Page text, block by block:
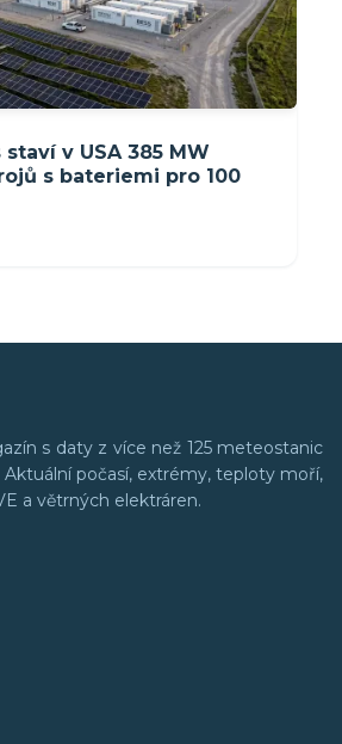
v USA 385 MW
s bateriemi pro 100
s daty z více než 125 meteostanic
Aktuální počasí, extrémy, teploty moří,
a větrných elektráren.